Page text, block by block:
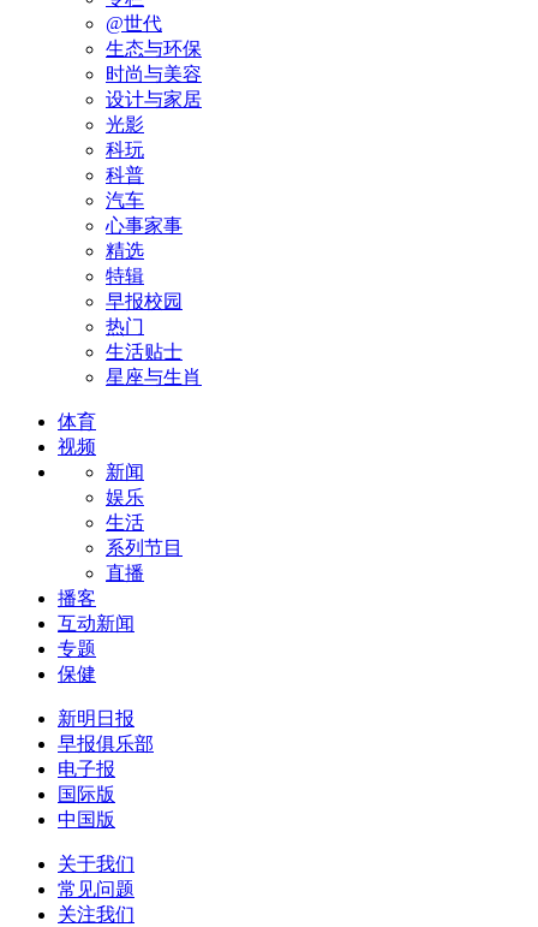
@世代
生态与环保
时尚与美容
设计与家居
光影
科玩
科普
汽车
心事家事
精选
特辑
早报校园
热门
生活贴士
星座与生肖
体育
视频
新闻
娱乐
生活
系列节目
直播
播客
互动新闻
专题
保健
新明日报
早报俱乐部
电子报
国际版
中国版
关于我们
常见问题
关注我们